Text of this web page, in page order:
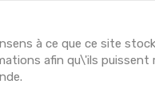
à ce que ce site
afin qu\'ils puissent